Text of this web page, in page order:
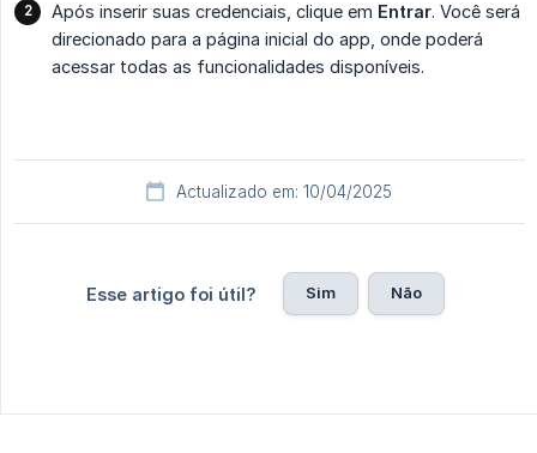
Após inserir suas credenciais, clique em Entrar. Você será
direcionado para a página inicial do app, onde poderá
acessar todas as funcionalidades disponíveis.
Actualizado em: 10/04/2025
Esse artigo foi útil? Sim Não